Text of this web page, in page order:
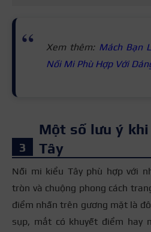
Xem thêm: Mách Bạn
Nối Mi Phù Hợp Với
Một số lưu ý
Tây
Nối mi kiểu Tây phù hợp với
tròn và chuộng phong cách
điểm nhấn trên gương mặt là
sụp, mắt có khuyết điểm hay